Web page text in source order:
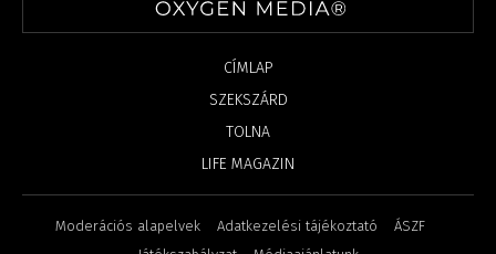
CÍMLAP
SZEKSZÁRD
TOLNA
LIFE MAGAZIN
Moderációs alapelvek Adatkezelési tájékoztató
ÁSZF